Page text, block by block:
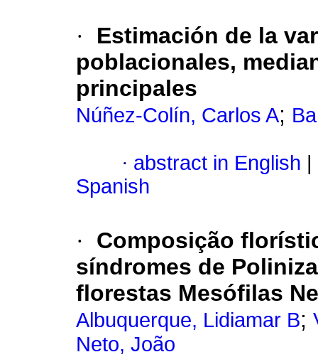
·
Estimación de la
poblacionales,
principales
Núñez-Colín, Carlos A;
· abstract in English
Spanish
·
Composição
síndromes de
florestas Mesófilas
Albuquerque, Lidiamar B;
Neto, João